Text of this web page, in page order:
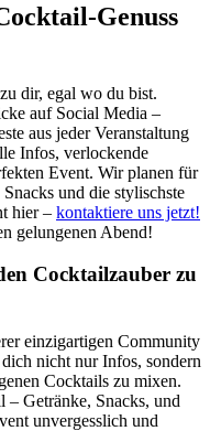
Genuss
dir, egal wo du bist.
auf Social Media –
aus jeder Veranstaltung
Infos, verlockende
Event. Wir planen für
und die stylischste
hier – kontaktiere uns jetzt!
gelungenen Abend!
Cocktailzauber zu
einzigartigen Community
nicht nur Infos, sondern
Cocktails zu mixen.
– Getränke, Snacks, und
unvergesslich und